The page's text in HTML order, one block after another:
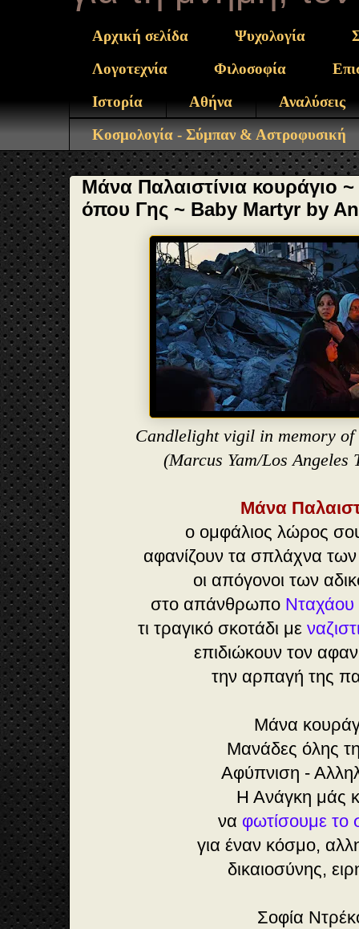
Αρχική σελίδα Ψυχολογία
Λογοτεχνία
Φιλοσοφία
Ιστορία
Αθήνα
Αναλύσεις
Κοσμολογία - Σύμπαν & Αστροφυσική
Μάνα Παλαιστίνια κουράγιο ~
όπου Γης ~ Baby Martyr by
Candlelight vigil in memory
(Marcus Yam/Los Angeles
Μάνα
ο ομφάλιος λώρος
αφανίζουν τα σπλάχνα
οι απόγονοι των
στο απάνθρωπο Νταχάου
τι τραγικό σκοτάδι με
επιδιώκουν τον
την αρπαγή της
Μάνα
Μανάδες όλης
Αφύπνιση -
Η Ανάγκη μάς
να φωτίσουμε το
για έναν κόσμο,
δικαιοσύνης,
Σοφία